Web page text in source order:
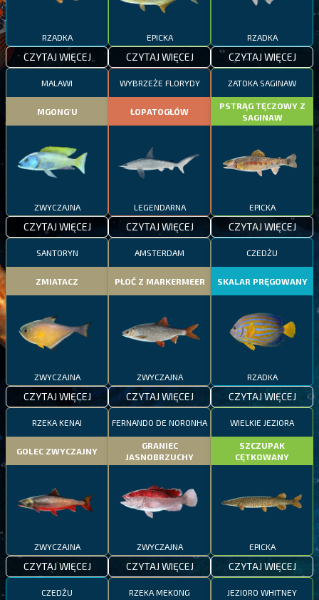
RZADKA
CZYTAJ WIĘCEJ
EPICKA
CZYTAJ WIĘCEJ
RZADKA
CZYTAJ WIĘCEJ
MALAWI
MGONG'U
ZWYCZAJNA
CZYTAJ WIĘCEJ
WYBRZEŻE FLORYDY
ŁOPATOGŁÓW
LEGENDARNA
CZYTAJ WIĘCEJ
ZATOKA SAGINAW
PSTRĄG TĘCZOWY Z
SAGINAW
EPICKA
CZYTAJ WIĘCEJ
SANTORYN
ZMIATACZ
ZWYCZAJNA
CZYTAJ WIĘCEJ
AMSTERDAM
PŁOĆ Z MARKERMEER
ZWYCZAJNA
CZYTAJ WIĘCEJ
CZEDŻU
SKALAR PRĘGOWANY
RZADKA
CZYTAJ WIĘCEJ
RZEKA KENAI
GOLEC ZWYCZAJNY
ZWYCZAJNA
CZYTAJ WIĘCEJ
FERNANDO DE NORONHA
GRANIEC
JASNOBRZUCHY
ZWYCZAJNA
CZYTAJ WIĘCEJ
WIELKIE JEZIORA
SZCZUPAK
CĘTKOWANY
EPICKA
CZYTAJ WIĘCEJ
CZEDŻU RZEKA MEKONG JEZIORO WHITNEY